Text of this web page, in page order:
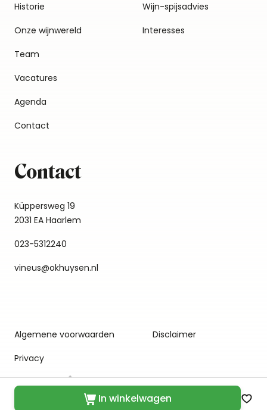
In winkelwagen Zet
Historie
Onze wijnwereld
Team
Vacatures
Agenda
Contact
Wijn-spijsadvies
Interesses
Contact
Küppersweg 19
2031 EA Haarlem
023-5312240
vineus@okhuysen.nl
Algemene voorwaarden
Disclaimer
Privacy